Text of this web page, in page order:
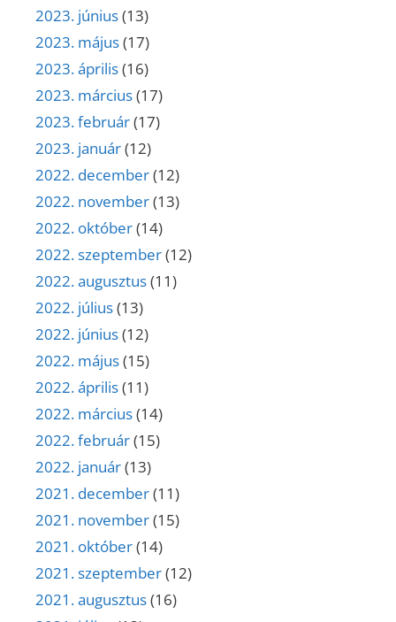
2023. június(13)
2023. május(17)
2023. április(16)
2023. március(17)
2023. február(17)
2023. január(12)
2022. december(12)
2022. november(13)
2022. október(14)
2022. szeptember(12)
2022. augusztus(11)
2022. július(13)
2022. június(12)
2022. május(15)
2022. április(11)
2022. március(14)
2022. február(15)
2022. január(13)
2021. december(11)
2021. november(15)
2021. október(14)
2021. szeptember(12)
2021. augusztus(16)